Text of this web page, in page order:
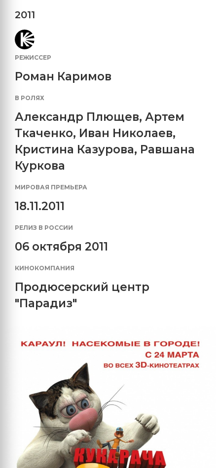
2011
РЕЖИССЕР
Роман Каримов
В РОЛЯХ
Александр Плющев, Артем
Ткаченко, Иван Николаев,
Кристина Казурова, Равшана
Куркова
МИРОВАЯ ПРЕМЬЕРА
18.11.2011
РЕЛИЗ В РОССИИ
06 октября 2011
КИНОКОМПАНИЯ
Продюсерский центр
"Парадиз"